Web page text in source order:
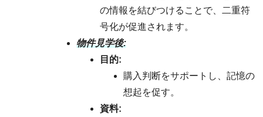
の情報を結びつけることで、二重符
号化が促進されます。
物件見学後:
目的:
購入判断をサポートし、記憶の
想起を促す。
資料: